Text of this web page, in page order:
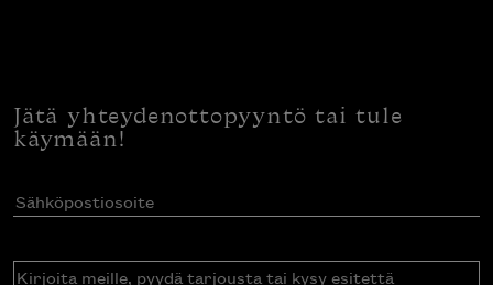
Jätä yhteydenottopyyntö tai tule
käymään!
Sähköpostiosoite(Pakollinen)
Kirjoita